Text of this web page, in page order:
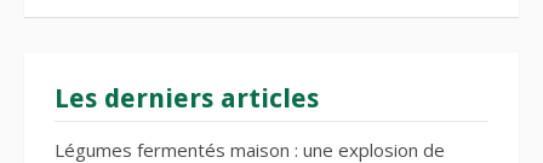
Les derniers articles
Légumes fermentés maison : une explosion de